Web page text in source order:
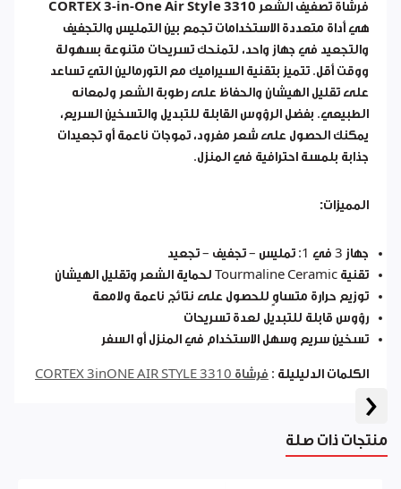
‹
فرشاة تصفيف الشعر CORTEX 3-in-One Air Style 3310
هي أداة متعددة الاستخدامات تجمع بين التمليس والتجفيف
والتجعيد في جهاز واحد، لتمنحك تسريحات متنوعة بسهولة
ووقت أقل. تتميز بتقنية السيراميك مع التورمالين التي تساعد
على تقليل الهيشان والحفاظ على رطوبة الشعر ولمعانه
الطبيعي. بفضل الرؤوس القابلة للتبديل والتسخين السريع،
يمكنك الحصول على شعر مفرود، تموجات ناعمة أو تجعيدات
جذابة بلمسة احترافية في المنزل.
المميزات:
جهاز 3 في 1: تمليس – تجفيف – تجعيد
تقنية Tourmaline Ceramic لحماية الشعر وتقليل الهيشان
توزيع حرارة متساوٍ للحصول على نتائج ناعمة ولامعة
رؤوس قابلة للتبديل لعدة تسريحات
تسخين سريع وسهل الاستخدام في المنزل أو السفر
الكلمات الدليليلة : فرشاة CORTEX 3inONE AIR STYLE 3310
منتجات ذات صلة